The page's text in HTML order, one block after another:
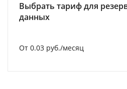
Выбрать тариф для
данных
От 0.03 руб./месяц